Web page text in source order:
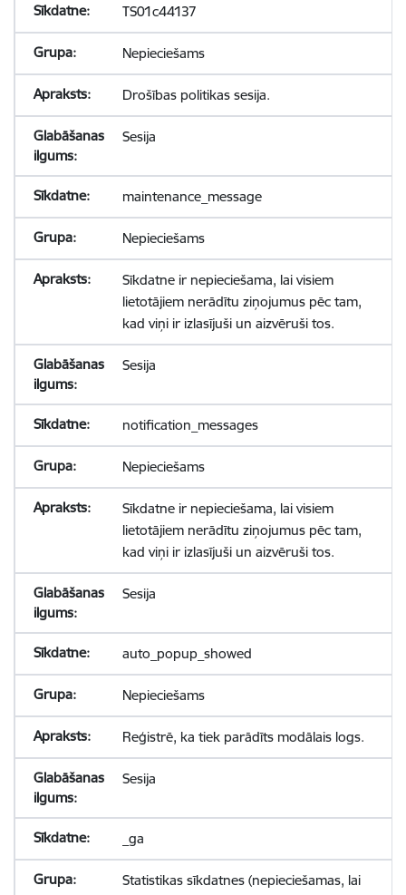
TS01c44137
Nepieciešams
Drošības politikas sesija.
Sesija
maintenance_message
Nepieciešams
Sīkdatne ir nepieciešama, lai visiem
lietotājiem nerādītu ziņojumus pēc tam,
kad viņi ir izlasījuši un aizvēruši tos.
Sesija
notification_messages
Nepieciešams
Sīkdatne ir nepieciešama, lai visiem
lietotājiem nerādītu ziņojumus pēc tam,
kad viņi ir izlasījuši un aizvēruši tos.
Sesija
auto_popup_showed
Nepieciešams
Reģistrē, ka tiek parādīts modālais logs.
Sesija
_ga
Statistikas sīkdatnes (nepieciešamas, lai